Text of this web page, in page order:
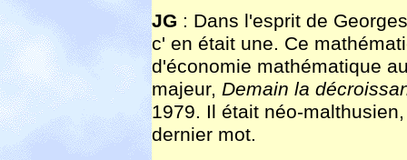
JG : Dans l'esprit de
c' en était une. Ce
d'économie mathématique
majeur, Demain la
1979. Il était néo-
dernier mot.